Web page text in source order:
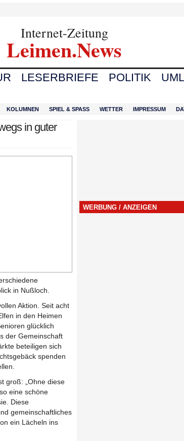
Internet-Zeitung
Leimen.News
LESERBRIEFE POLITIK
KOLUMNEN SPIEL & SPASS WETTER IMPRESSUM
in guter
in Nußloch.
Aktion. Seit acht
in den Heimen
glücklich
der Gemeinschaft
beteiligen sich
spenden
groß: „Ohne diese
eine schöne
Diese
gemeinschaftliches
ein Lächeln ins
WERBUNG / ANZEIGEN